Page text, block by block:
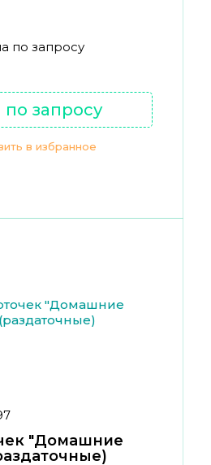
по запросу
по запросу
в избранное
"Домашние